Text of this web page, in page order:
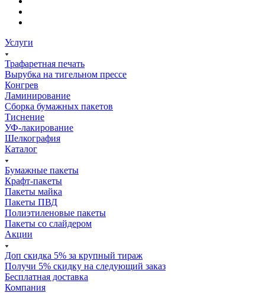
Услуги
Трафаретная печать
Вырубка на тигельном прессе
Конгрев
Ламинирование
Сборка бумажных пакетов
Тиснение
УФ-лакирование
Шелкография
Каталог
Бумажные пакеты
Крафт-пакеты
Пакеты майка
Пакеты ПВД
Полиэтиленовые пакеты
Пакеты со слайдером
Акции
Доп скидка 5% за крупный тираж
Получи 5% скидку на следующий заказ
Бесплатная доставка
Компания